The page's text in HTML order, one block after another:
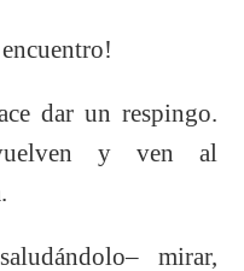
dar un respingo.
y ven al
mirar,